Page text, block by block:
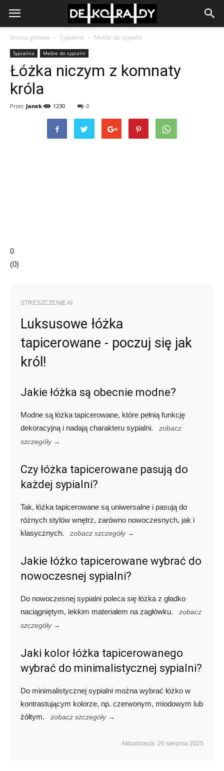
Strona główna Sypialnia Meble do sypialni
Sypialnia Meble do sypialni
Łóżka niczym z komnaty
króla
Przez Janek 1230 0
0
(0)
STRESZCZENIE AI
Luksusowe łóżka
tapicerowane - poczuj się jak
król!
Jakie łóżka są obecnie modne?
Modne są łóżka tapicerowane, które pełnią funkcję
dekoracyjną i nadają charakteru sypialni.
zobacz
szczegóły →
Czy łóżka tapicerowane pasują do
każdej sypialni?
Tak, łóżka tapicerowane są uniwersalne i pasują do
różnych stylów wnętrz, zarówno nowoczesnych, jak i
klasycznych.
zobacz szczegóły →
Jakie łóżko tapicerowane wybrać do
nowoczesnej sypialni?
Do nowoczesnej sypialni poleca się łóżka z gładko
naciągniętym, lekkim materiałem na zagłówku.
zobacz
szczegóły →
Jaki kolor łóżka tapicerowanego
wybrać do minimalistycznej sypialni?
Do minimalistycznej sypialni można wybrać łóżko w
kontrastującym kolorze, np. czerwonym, miodowym lub
żółtym.
zobacz szczegóły →
Aktualizacja: 26 sierpnia 2025